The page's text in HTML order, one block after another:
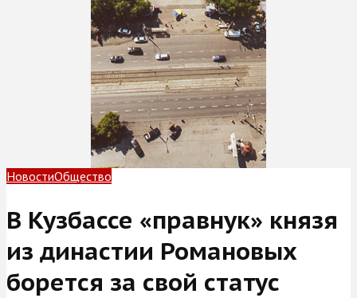
НовостиОбщество
В Кузбассе «правнук» князя
из династии Романовых
борется за свой статус